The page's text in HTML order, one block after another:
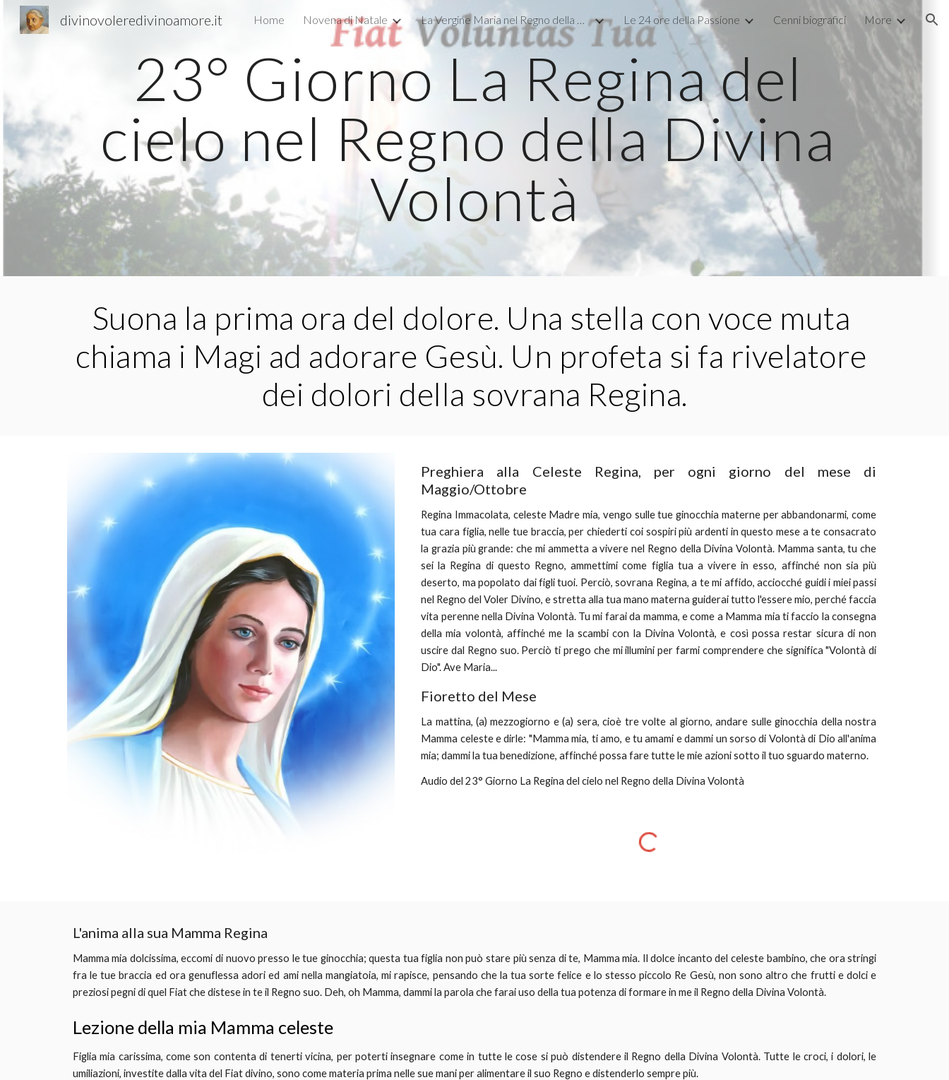
Skip to main content Skip to navigation
divinovoleredivinoamore.it Home Novena di Natale La Vergine Maria nel Regno della Divina Volontà Le 24 ore della Passione Cenni biografici More
23° Giorno La Regina del
cielo nel Regno della Divina
Volontà
Suona la prima ora del dolore. Una stella con voce muta
chiama i Magi ad adorare Gesù. Un profeta si fa rivelatore
dei dolori della sovrana Regina.
Preghiera alla Celeste Regina, per ogni giorno del mese di
Maggio/Ottobre
Regina Immacolata, celeste Madre mia, vengo sulle tue ginocchia materne per abbandonarmi, come
tua cara figlia, nelle tue braccia, per chiederti coi sospiri più ardenti in questo mese a te consacrato
la grazia più grande: che mi ammetta a vivere nel Regno della Divina Volontà. Mamma santa, tu che
sei la Regina di questo Regno, ammettimi come figlia tua a vivere in esso, affinché non sia più
deserto, ma popolato dai figli tuoi. Perciò, sovrana Regina, a te mi affido, acciocché guidi i miei passi
nel Regno del Voler Divino, e stretta alla tua mano materna guiderai tutto l'essere mio, perché faccia
vita perenne nella Divina Volontà. Tu mi farai da mamma, e come a Mamma mia ti faccio la consegna
della mia volontà, affinché me la scambi con la Divina Volontà, e così possa restar sicura di non
uscire dal Regno suo. Perciò ti prego che mi illumini per farmi comprendere che significa "Volontà di
Dio". Ave Maria...
Fioretto del Mese
La mattina, (a) mezzogiorno e (a) sera, cioè tre volte al giorno, andare sulle ginocchia della nostra
Mamma celeste e dirle: "Mamma mia, ti amo, e tu amami e dammi un sorso di Volontà di Dio all'anima
mia; dammi la tua benedizione, affinché possa fare tutte le mie azioni sotto il tuo sguardo materno.
Audio del 23° Giorno La Regina del cielo nel Regno della Divina Volontà
L'anima alla sua Mamma Regina
Mamma mia dolcissima, eccomi di nuovo presso le tue ginocchia; questa tua figlia non può stare più senza di te, Mamma mia. Il dolce incanto del celeste bambino, che ora stringi
fra le tue braccia ed ora genuflessa adori ed ami nella mangiatoia, mi rapisce, pensando che la tua sorte felice e lo stesso piccolo Re Gesù, non sono altro che frutti e dolci e
preziosi pegni di quel Fiat che distese in te il Regno suo. Deh, oh Mamma, dammi la parola che farai uso della tua potenza di formare in me il Regno della Divina Volontà.
Lezione della mia Mamma celeste
Figlia mia carissima, come son contenta di tenerti vicina, per poterti insegnare come in tutte le cose si può distendere il Regno della Divina Volontà. Tutte le croci, i dolori, le
umiliazioni, investite dalla vita del Fiat divino, sono come materia prima nelle sue mani per alimentare il suo Regno e distenderlo sempre più.